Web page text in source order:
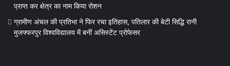
प्राप्त कर क्षेत्र का नाम किया रोशन
ग्रामीण अंचल की प्रतिभा ने फिर रचा इतिहास, पतिलार की बेटी सिद्धि रानी
मुजफ्फरपुर विश्वविद्यालय में बनीं असिस्टेंट प्रोफेसर